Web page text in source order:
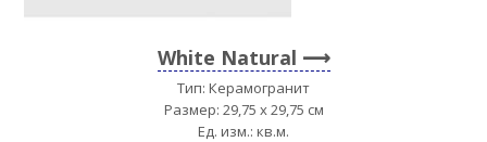
White Natural
Тип: Керамогранит
Размер: 29,75 x 29,75 см
Ед. изм.: кв.м.